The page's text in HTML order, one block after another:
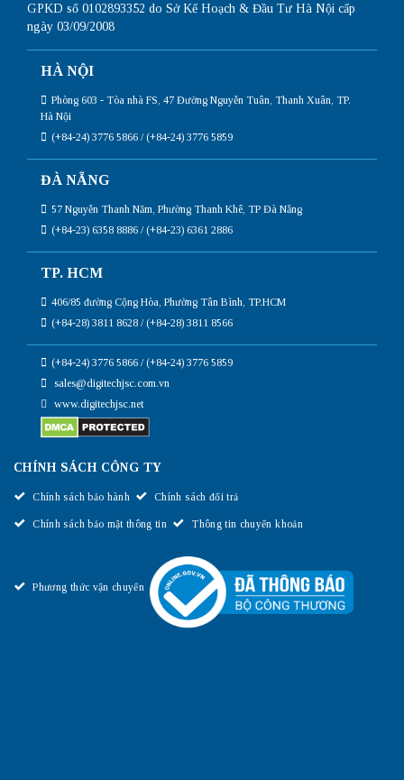
GPKD số 0102893352 do Sở Kế Hoạch & Đầu Tư Hà Nội cấp
ngày 03/09/2008
HÀ NỘI
Phòng 603 - Tòa nhà FS, 47 Đường Nguyễn Tuân, Thanh Xuân, TP.
Hà Nội
(+84-24) 3776 5866 / (+84-24) 3776 5859
ĐÀ NẴNG
57 Nguyễn Thanh Năm, Phường Thanh Khê, TP Đà Nẵng
(+84-23) 6358 8886 / (+84-23) 6361 2886
TP. HCM
406/85 đường Cộng Hòa, Phường Tân Bình, TP.HCM
(+84-28) 3811 8628 / (+84-28) 3811 8566
(+84-24) 3776 5866 / (+84-24) 3776 5859
sales@digitechjsc.com.vn
www.digitechjsc.net
CHÍNH SÁCH CÔNG TY
Chính sách bảo hành Chính sách đổi trả
Chính sách bảo mật thông tin Thông tin chuyển khoản
Phương thức vận chuyển